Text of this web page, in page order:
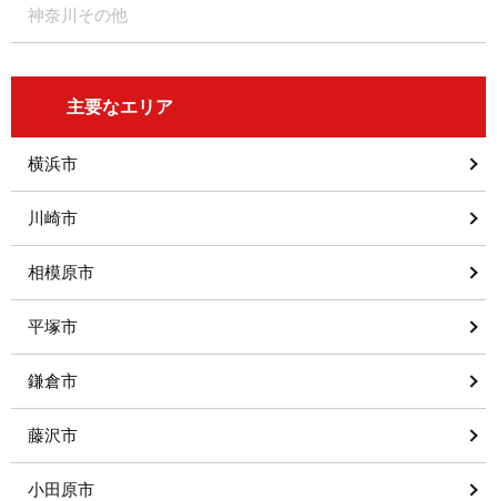
神奈川その他
主要なエリア
横浜市
川崎市
相模原市
平塚市
鎌倉市
藤沢市
小田原市